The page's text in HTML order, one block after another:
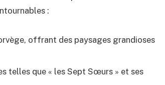
:
offrant des paysages grandioses
telles que « les Sept Sœurs » et ses